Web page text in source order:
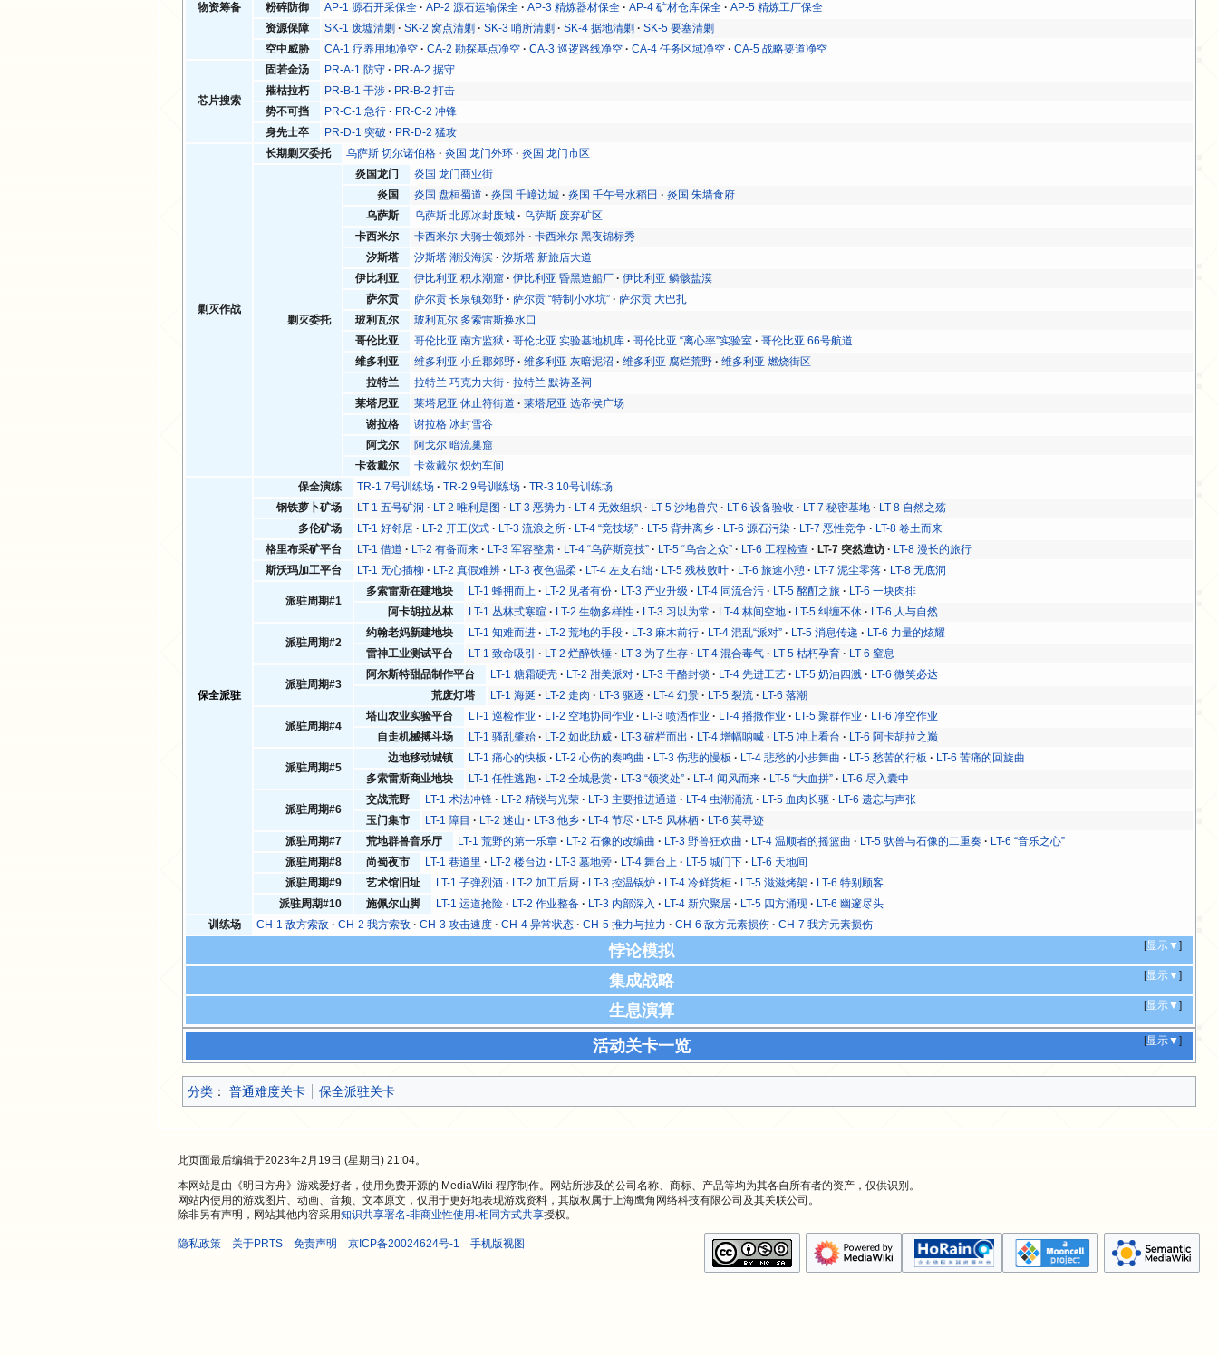
物资筹备
粉碎防御
AP-1 源石开采保全 AP-2 源石运输保全 AP-3 精炼器材保全 AP-4 矿材仓库保全
AP-5 精炼工厂保全
资源保障
SK-1 废墟清剿 SK-2 窝点清剿 SK-3 哨所清剿 SK-4 据地清剿
SK-5 要塞清剿
空中威胁
CA-1 疗养用地净空 CA-2 勘探基点净空 CA-3 巡逻路线净空 CA-4 任务区域净空 CA-5 战略要道净空
芯片搜索
固若金汤 PR-A-1 防守
PR-A-2 据守
摧枯拉朽
PR-B-1 干涉
PR-B-2 打击
势不可挡
PR-C-1 急行
PR-C-2 冲锋
身先士卒
PR-D-1 突破 PR-D-2 猛攻
剿灭作战
长期剿灭委托 乌萨斯 切尔诺伯格 炎国 龙门外环 炎国 龙门市区
剿灭委托
炎国龙门
炎国 龙门商业街
炎国
炎国 盘桓蜀道 炎国 千嶂边城 炎国 壬午号水稻田
炎国 朱墙食府
乌萨斯
乌萨斯 北原冰封废城
乌萨斯 废弃矿区
卡西米尔
卡西米尔 大骑士领郊外
卡西米尔 黑夜锦标秀
汐斯塔
汐斯塔 潮没海滨
汐斯塔 新旅店大道
伊比利亚
伊比利亚 积水潮窟 伊比利亚 昏黑造船厂
伊比利亚 鳞骸盐漠
萨尔贡
萨尔贡 长泉镇郊野 萨尔贡 “特制小水坑”
萨尔贡 大巴扎
玻利瓦尔
玻利瓦尔 多索雷斯换水口
哥伦比亚
哥伦比亚 南方监狱 哥伦比亚 实验基地机库 哥伦比亚 “离心率”实验室
哥伦比亚 66号航道
维多利亚
维多利亚 小丘郡郊野 维多利亚 灰暗泥沼 维多利亚 腐烂荒野
维多利亚 燃烧街区
拉特兰
拉特兰 巧克力大街
拉特兰 默祷圣祠
莱塔尼亚
莱塔尼亚 休止符街道
莱塔尼亚 选帝侯广场
谢拉格
谢拉格 冰封雪谷
阿戈尔
阿戈尔 暗流巢窟
卡兹戴尔
卡兹戴尔 炽灼车间
保全派驻
保全演练 TR-1 7号训练场 TR-2 9号训练场
TR-3 10号训练场
钢铁萝卜矿场
LT-1 五号矿洞 LT-2 唯利是图 LT-3 恶势力 LT-4 无效组织 LT-5 沙地兽穴 LT-6 设备验收 LT-7 秘密基地
LT-8 自然之殇
多伦矿场
LT-1 好邻居 LT-2 开工仪式 LT-3 流浪之所 LT-4 “竞技场” LT-5 背井离乡 LT-6 源石污染 LT-7 恶性竞争
LT-8 卷土而来
格里布采矿平台
LT-1 借道 LT-2 有备而来 LT-3 军容整肃 LT-4 “乌萨斯竞技” LT-5 “乌合之众” LT-6 工程检查 LT-7 突然造访
LT-8 漫长的旅行
斯沃玛加工平台
LT-1 无心插柳 LT-2 真假难辨 LT-3 夜色温柔 LT-4 左支右绌 LT-5 残枝败叶 LT-6 旅途小憩 LT-7 泥尘零落 LT-8 无底洞
派驻周期#1
多索雷斯在建地块 LT-1 蜂拥而上 LT-2 见者有份 LT-3 产业升级 LT-4 同流合污 LT-5 酩酊之旅
LT-6 一块肉排
阿卡胡拉丛林
LT-1 丛林式寒暄 LT-2 生物多样性 LT-3 习以为常 LT-4 林间空地 LT-5 纠缠不休 LT-6 人与自然
派驻周期#2
约翰老妈新建地块 LT-1 知难而进 LT-2 荒地的手段 LT-3 麻木前行 LT-4 混乱“派对” LT-5 消息传递
LT-6 力量的炫耀
雷神工业测试平台
LT-1 致命吸引 LT-2 烂醉铁锤 LT-3 为了生存 LT-4 混合毒气 LT-5 枯朽孕育 LT-6 窒息
派驻周期#3
阿尔斯特甜品制作平台 LT-1 糖霜硬壳 LT-2 甜美派对 LT-3 干酪封锁 LT-4 先进工艺 LT-5 奶油四溅
LT-6 微笑必达
荒废灯塔
LT-1 海涎 LT-2 走肉 LT-3 驱逐 LT-4 幻景 LT-5 裂流 LT-6 落潮
派驻周期#4
塔山农业实验平台 LT-1 巡检作业 LT-2 空地协同作业 LT-3 喷洒作业 LT-4 播撒作业 LT-5 聚群作业
LT-6 净空作业
自走机械搏斗场
LT-1 骚乱肇始 LT-2 如此助威 LT-3 破栏而出 LT-4 增幅呐喊 LT-5 冲上看台 LT-6 阿卡胡拉之巅
派驻周期#5
边地移动城镇 LT-1 痛心的快板 LT-2 心伤的奏鸣曲 LT-3 伤悲的慢板 LT-4 悲愁的小步舞曲 LT-5 愁苦的行板
LT-6 苦痛的回旋曲
多索雷斯商业地块
LT-1 任性逃跑 LT-2 全城悬赏 LT-3 “领奖处” LT-4 闻风而来 LT-5 “大血拼” LT-6 尽入囊中
派驻周期#6
交战荒野 LT-1 术法冲锋 LT-2 精锐与光荣 LT-3 主要推进通道 LT-4 虫潮涌流 LT-5 血肉长驱
LT-6 遗忘与声张
玉门集市
LT-1 障目 LT-2 迷山 LT-3 他乡 LT-4 节尽 LT-5 风林栖
LT-6 莫寻迹
派驻周期#7
荒地群兽音乐厅 LT-1 荒野的第一乐章 LT-2 石像的改编曲 LT-3 野兽狂欢曲 LT-4 温顺者的摇篮曲 LT-5 驮兽与石像的二重奏
LT-6 “音乐之心”
派驻周期#8
尚蜀夜市 LT-1 巷道里 LT-2 楼台边 LT-3 墓地旁 LT-4 舞台上 LT-5 城门下
LT-6 天地间
派驻周期#9
艺术馆旧址 LT-1 子弹烈酒 LT-2 加工后厨 LT-3 控温锅炉 LT-4 冷鲜货柜 LT-5 滋滋烤架
LT-6 特别顾客
派驻周期#10
施佩尔山脚 LT-1 运道抢险 LT-2 作业整备 LT-3 内部深入 LT-4 新穴聚居 LT-5 四方涌现
LT-6 幽邃尽头
训练场
CH-1 敌方索敌 CH-2 我方索敌 CH-3 攻击速度 CH-4 异常状态 CH-5 推力与拉力 CH-6 敌方元素损伤
CH-7 我方元素损伤
[显示▼]
悖论模拟
[显示▼]
集成战略
[显示▼]
生息演算
[显示▼]
活动关卡一览
分类 ：​ 普通难度关卡 保全派驻关卡
此页面最后编辑于2023年2月19日 (星期日) 21:04。
本网站是由《明日方舟》游戏爱好者，使用免费开源的 MediaWiki 程序制作。网站所涉及的公司名称、商标、产品等均为其各自所有者的资产，仅供识别。
网站内使用的游戏图片、动画、音频、文本原文，仅用于更好地表现游戏资料，其版权属于上海鹰角网络科技有限公司及其关联公司。
除非另有声明，网站其他内容采用知识共享署名-非商业性使用-相同方式共享授权。
隐私政策 关于PRTS 免责声明 京ICP备20024624号-1 手机版视图